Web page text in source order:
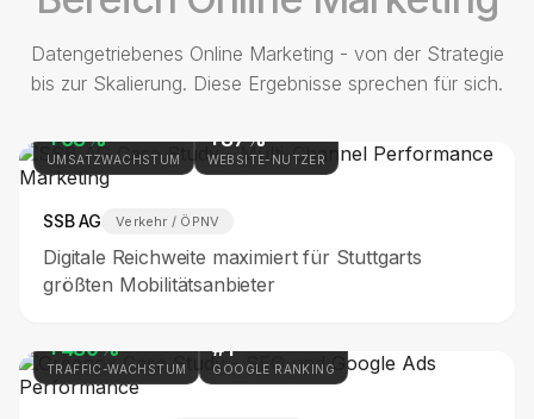
Datengetriebenes Online Marketing - von der Strategie
bis zur Skalierung. Diese Ergebnisse sprechen für sich.
+68%
UMSATZWACHSTUM
+87%
WEBSITE-NUTZER
SSB AG Verkehr / ÖPNV
Digitale Reichweite maximiert für Stuttgarts
größten Mobilitätsanbieter
+480%
TRAFFIC-WACHSTUM
#1
GOOGLE RANKING